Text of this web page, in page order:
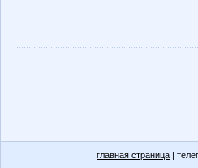
главная страница |